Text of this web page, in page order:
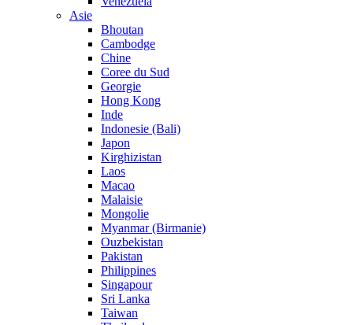
Asie
Bhoutan
Cambodge
Chine
Coree du Sud
Georgie
Hong Kong
Inde
Indonesie (Bali)
Japon
Kirghizistan
Laos
Macao
Malaisie
Mongolie
Myanmar (Birmanie)
Ouzbekistan
Pakistan
Philippines
Singapour
Sri Lanka
Taiwan